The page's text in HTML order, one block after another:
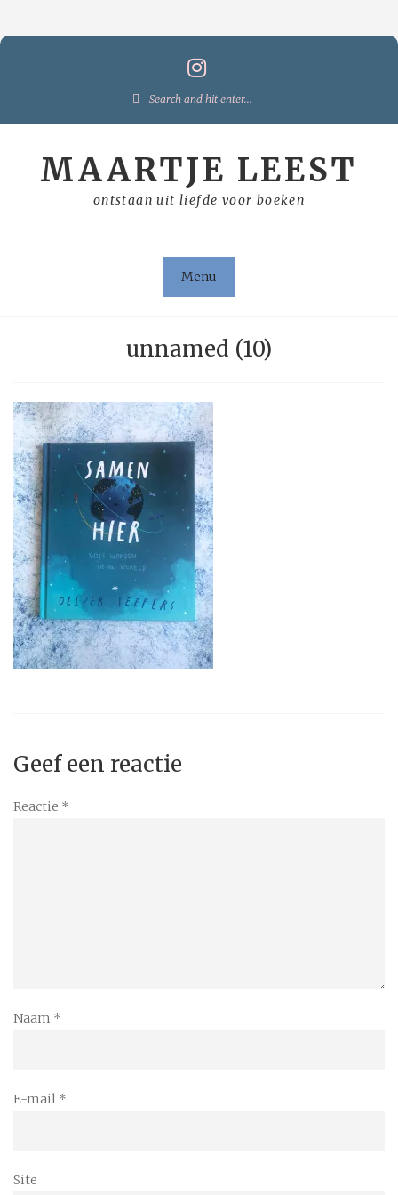
Search
MAARTJE LEEST
ontstaan uit liefde voor boeken
Menu
unnamed (10)
Geef een reactie
Reactie *
Naam *
E-mail *
Site